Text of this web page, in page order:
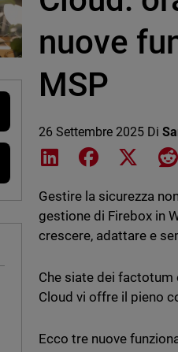
nuove
MSP
26 Settembre 2025 Di
Share on LinkedIn
Share onShare
Gestire la sicurezza
gestione di Firebox in
crescere, adattare e
Che siate dei
Cloud vi offre il pieno
Ecco tre nuove